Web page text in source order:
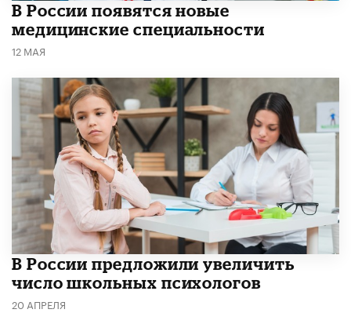
В России появятся новые
медицинские специальности
12 МАЯ
В России предложили увеличить
число школьных психологов
20 АПРЕЛЯ